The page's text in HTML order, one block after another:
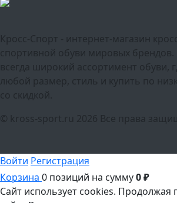
Кросс-Спорт - интернет-магазин
спортивной обуви мировых брендов.
всегда широкий ассортимент обуви,
любой размер, стиль и купить по
со скидкой.
© kross-sport.ru
2026 Все права
Войти Регистрация
Корзина 0 позиций на сумму0 ₽
Сайт использует cookies. Продолжая